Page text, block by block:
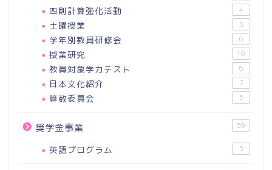
四則計算強化活動 4
土曜授業 3
学年別教員研修会 6
授業研究 10
教員対象学力テスト 6
日本文化紹介 7
算数委員会 5
奨学金事業 59
英語プログラム 5